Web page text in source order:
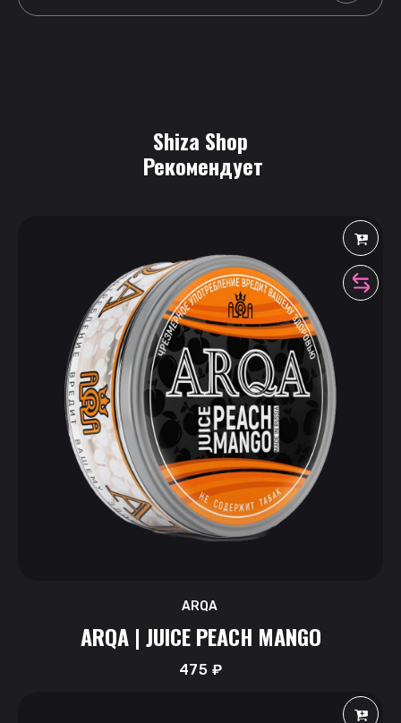
Shiza Shop
Рекомендует
ARQA
ARQA | JUICE PEACH MANGO
475 ₽